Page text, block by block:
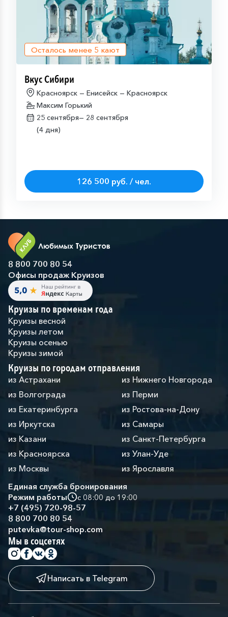
Осталось менее 5 кают
Вкус Сибири
Красноярск — Енисейск — Красноярск
Максим Горький
25 сентября— 28 сентября
(4 дня)
126 500 руб. / чел.
8 800 700 80 54
Офисы продаж Круизов
Круизы по временам года
Круизы весной
Круизы летом
Круизы осенью
Круизы зимой
Круизы по городам отправления
из Астрахани
из Волгограда
из Екатеринбурга
из Иркутска
из Казани
из Красноярска
из Москвы
из Нижнего Новгорода
из Перми
из Ростова-на-Дону
из Самары
из Санкт-Петербурга
из Улан-Уде
из Ярославля
Единая служба бронирования
Режим работы
с 08:00 до 19:00
+7 (495) 720-98-57
8 800 700 80 54
putevka@tour-shop.com
Мы в соцсетях
Написать в Telegram